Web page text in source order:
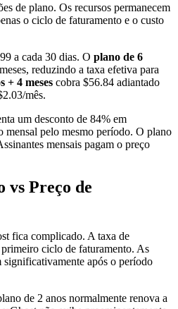
de plano. Os recursos permanecem
o ciclo de faturamento e o custo
a cada 30 dias. O plano de 6
reduzindo a taxa efetiva para
+ 4 meses cobra $56.84 adiantado
mês.
um desconto de 84% em
mensal pelo mesmo período. O plano
mensais pagam o preço
Preço de
fica complicado. A taxa de
ciclo de faturamento. As
significativamente após o período
de 2 anos normalmente renova a